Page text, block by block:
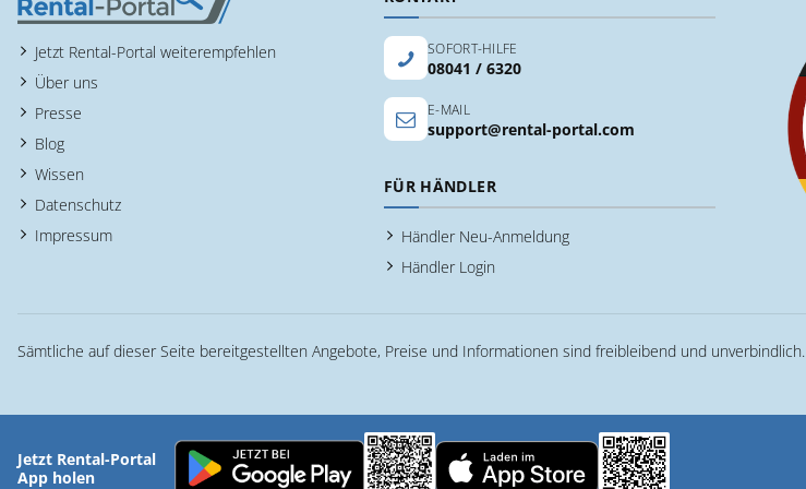
Jetzt Rental-Portal weiterempfehlen
Über uns
Presse
Blog
Wissen
Datenschutz
Impressum
SOFORT-HILFE
08041 / 6320
E-MAIL
support@rental-portal.com
FÜR HÄNDLER
Händler Neu-Anmeldung
Händler Login
Sämtliche auf dieser Seite bereitgestellten Angebote, Preise und Informationen sind freibleibend und unverbindlich.
Jetzt Rental-Portal
App holen